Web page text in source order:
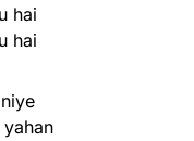
hai
hai